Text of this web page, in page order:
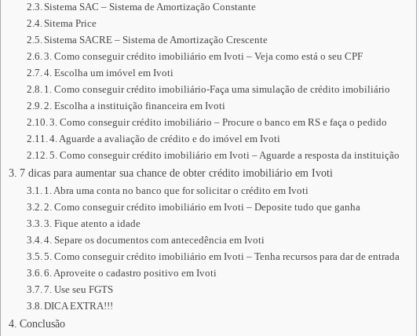
Sistema SAC – Sistema de Amortização Constante
Sitema Price
Sistema SACRE – Sistema de Amortização Crescente
3. Como conseguir crédito imobiliário em Ivoti – Veja como está o seu CPF
4. Escolha um imóvel em Ivoti
1. Como conseguir crédito imobiliário-Faça uma simulação de crédito imobiliário
2. Escolha a instituição financeira em Ivoti
3. Como conseguir crédito imobiliário – Procure o banco em RS e faça o pedido
4. Aguarde a avaliação de crédito e do imóvel em Ivoti
5. Como conseguir crédito imobiliário em Ivoti – Aguarde a resposta da instituição
7 dicas para aumentar sua chance de obter crédito imobiliário em Ivoti
1. Abra uma conta no banco que for solicitar o crédito em Ivoti
2. Como conseguir crédito imobiliário em Ivoti – Deposite tudo que ganha
3. Fique atento a idade
4. Separe os documentos com antecedência em Ivoti
5. Como conseguir crédito imobiliário em Ivoti – Tenha recursos para dar de entrada
6. Aproveite o cadastro positivo em Ivoti
7. Use seu FGTS
DICA EXTRA!!!
Conclusão